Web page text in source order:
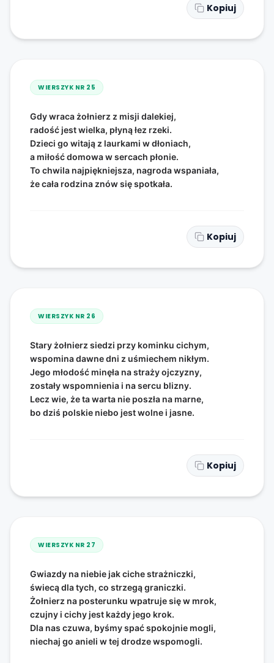
Kopiuj
WIERSZYK NR 25
Gdy wraca żołnierz z misji dalekiej,
radość jest wielka, płyną łez rzeki.
Dzieci go witają z laurkami w dłoniach,
a miłość domowa w sercach płonie.
To chwila najpiękniejsza, nagroda wspaniała,
że cała rodzina znów się spotkała.
Kopiuj
WIERSZYK NR 26
Stary żołnierz siedzi przy kominku cichym,
wspomina dawne dni z uśmiechem nikłym.
Jego młodość minęła na straży ojczyzny,
zostały wspomnienia i na sercu blizny.
Lecz wie, że ta warta nie poszła na marne,
bo dziś polskie niebo jest wolne i jasne.
Kopiuj
WIERSZYK NR 27
Gwiazdy na niebie jak ciche strażniczki,
świecą dla tych, co strzegą graniczki.
Żołnierz na posterunku wpatruje się w mrok,
czujny i cichy jest każdy jego krok.
Dla nas czuwa, byśmy spać spokojnie mogli,
niechaj go anieli w tej drodze wspomogli.